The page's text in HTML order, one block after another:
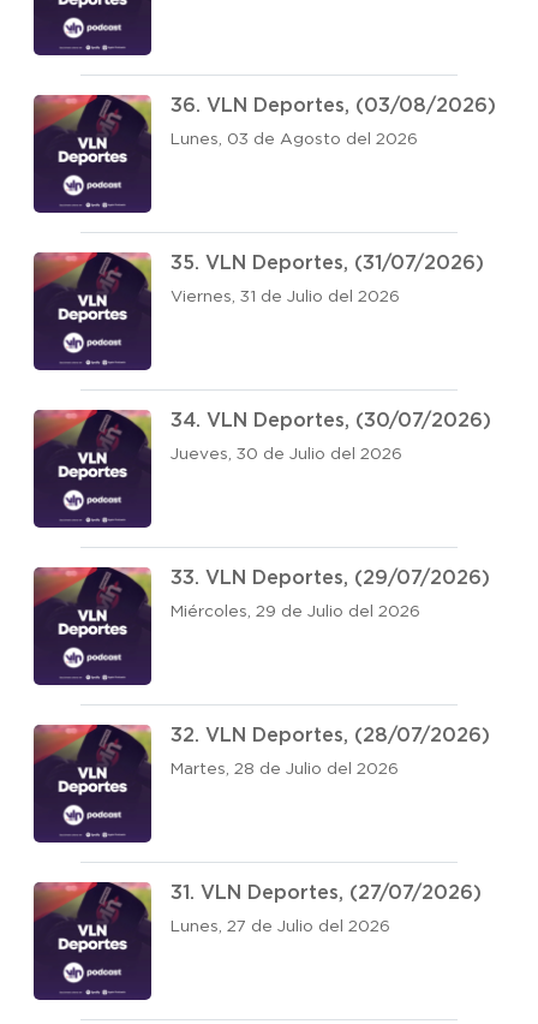
36. VLN Deportes, (03/08/2026)
Lunes, 03 de Agosto del 2026
35. VLN Deportes, (31/07/2026)
Viernes, 31 de Julio del 2026
34. VLN Deportes, (30/07/2026)
Jueves, 30 de Julio del 2026
33. VLN Deportes, (29/07/2026)
Miércoles, 29 de Julio del 2026
32. VLN Deportes, (28/07/2026)
Martes, 28 de Julio del 2026
31. VLN Deportes, (27/07/2026)
Lunes, 27 de Julio del 2026